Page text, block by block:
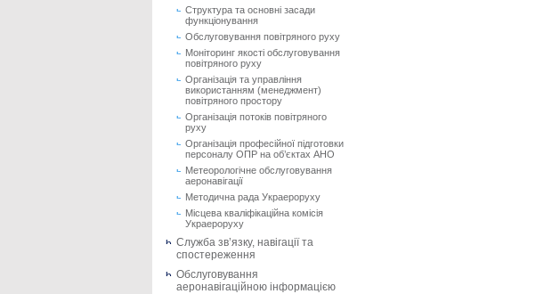
Структура та основні засади
функціонування
Обслуговування повітряного руху
Моніторинг якості обслуговування
повітряного руху
Організація та управління
використанням (менеджмент)
повітряного простору
Організація потоків повітряного
руху
Організація професійної підготовки
персоналу ОПР на об’єктах АНО
Метеорологічне обслуговування
аеронавігації
Методична рада Украероруху
Місцева кваліфікаційна комісія
Украероруху
Служба зв’язку, навігації та
спостереження
Обслуговування
аеронавігаційною інформацією